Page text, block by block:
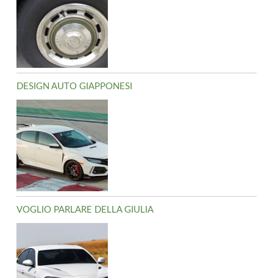
DESIGN AUTO GIAPPONESI
VOGLIO PARLARE DELLA GIULIA